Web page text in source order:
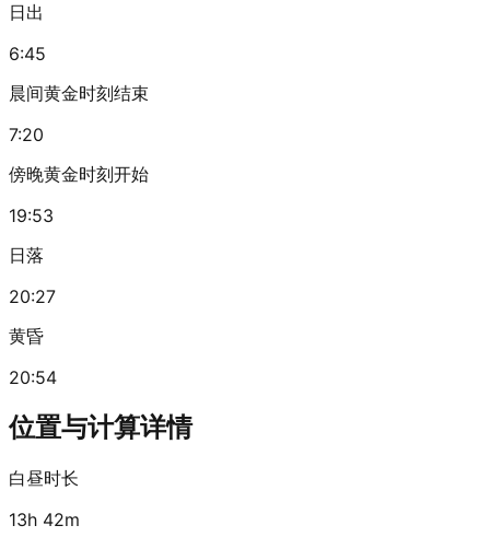
日出
6:45
晨间黄金时刻结束
7:20
傍晚黄金时刻开始
19:53
日落
20:27
黄昏
20:54
位置与计算详情
白昼时长
13h 42m